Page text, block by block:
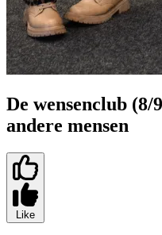
De wensenclub
andere mensen
Like